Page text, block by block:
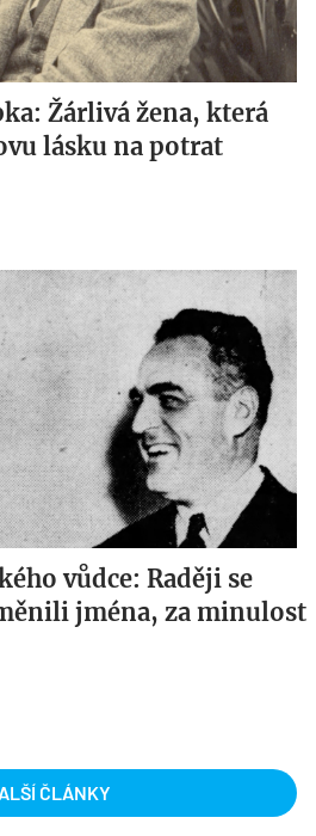
Žárlivá žena, která
lásku na potrat
vůdce: Raději se
jména, za minulost
ČLÁNKY